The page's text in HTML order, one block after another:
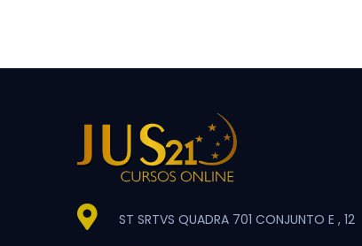
ST SRTVS QUADRA 701 CONJUNTO E , 12